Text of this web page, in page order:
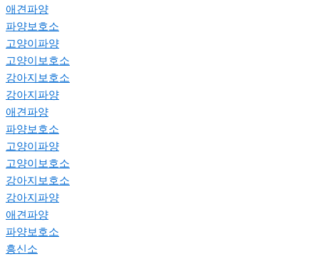
애견파양
파양보호소
고양이파양
고양이보호소
강아지보호소
강아지파양
애견파양
파양보호소
고양이파양
고양이보호소
강아지보호소
강아지파양
애견파양
파양보호소
흥신소